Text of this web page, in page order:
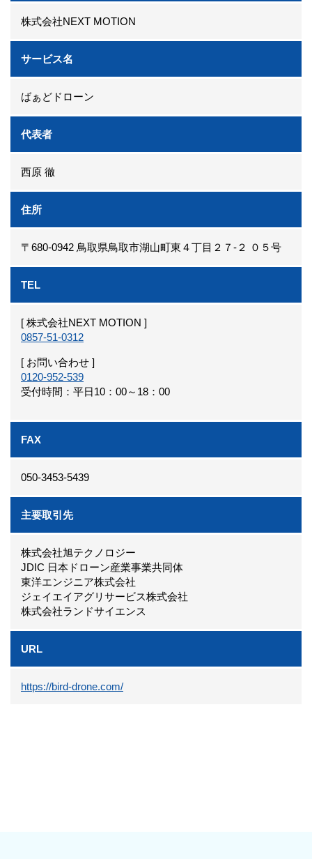
株式会社NEXT MOTION
サービス名
ばぁどドローン
代表者
西原 徹
住所
〒680-0942 鳥取県鳥取市湖山町東４丁目２７-２ ０５号
TEL
[ 株式会社NEXT MOTION ]
0857-51-0312
[ お問い合わせ ]
0120-952-539
受付時間：平日10：00～18：00
FAX
050-3453-5439
主要取引先
株式会社旭テクノロジー
JDIC 日本ドローン産業事業共同体
東洋エンジニア株式会社
ジェイエイアグリサービス株式会社
株式会社ランドサイエンス
URL
https://bird-drone.com/